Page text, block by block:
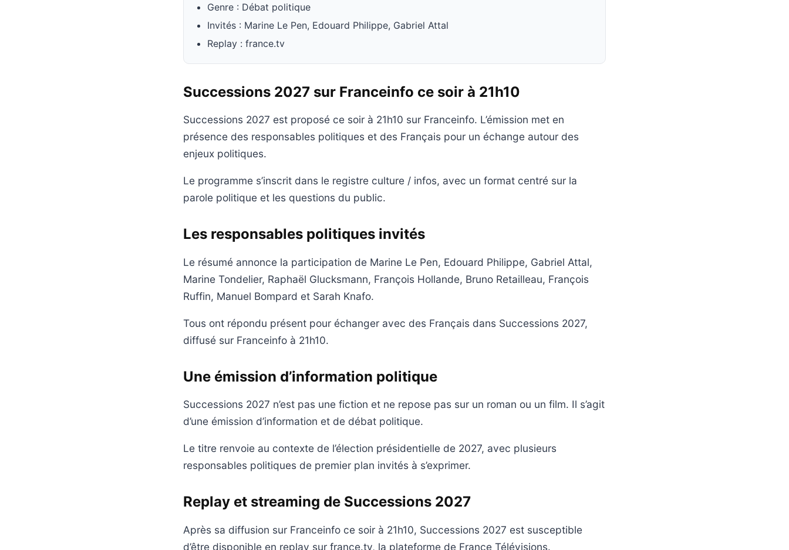
Genre : Débat politique
Invités : Marine Le Pen, Edouard Philippe, Gabriel Attal
Replay : france.tv
Successions 2027 sur Franceinfo ce soir à 21h10
Successions 2027 est proposé ce soir à 21h10 sur Franceinfo. L’émission met en
présence des responsables politiques et des Français pour un échange autour des
enjeux politiques.
Le programme s’inscrit dans le registre culture / infos, avec un format centré sur la
parole politique et les questions du public.
Les responsables politiques invités
Le résumé annonce la participation de Marine Le Pen, Edouard Philippe, Gabriel Attal,
Marine Tondelier, Raphaël Glucksmann, François Hollande, Bruno Retailleau, François
Ruffin, Manuel Bompard et Sarah Knafo.
Tous ont répondu présent pour échanger avec des Français dans Successions 2027,
diffusé sur Franceinfo à 21h10.
Une émission d’information politique
Successions 2027 n’est pas une fiction et ne repose pas sur un roman ou un film. Il s’agit
d’une émission d’information et de débat politique.
Le titre renvoie au contexte de l’élection présidentielle de 2027, avec plusieurs
responsables politiques de premier plan invités à s’exprimer.
Replay et streaming de Successions 2027
Après sa diffusion sur Franceinfo ce soir à 21h10, Successions 2027 est susceptible
d’être disponible en replay sur france.tv, la plateforme de France Télévisions.